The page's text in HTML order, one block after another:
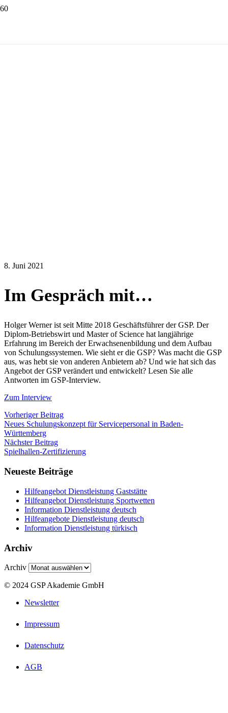
8. Juni 2021
Im Gespräch mit…
Holger Werner ist seit Mitte 2018 Geschäftsführer der GSP. Der
Diplom-Betriebswirt und Master of Science hat langjährige
Erfahrung im Bereich der Erwachsenenbildung und dem Aufbau
von Schulungssystemen. Wie sieht er die GSP? Was macht die GSP
aus, was hebt sie von anderen Anbietern ab? Und wie hat sich das
Angebot der GSP verändert und entwickelt? Lesen Sie alle
Antworten im GSP-Interview.
Zum Interview
Vorheriger Beitrag
Neues Schulungskonzept für Servicepersonal in Baden-
Württemberg
Nächster Beitrag
Spielhallen-Zertifizierung
Neueste Beiträge
Hilfeangebot Dienstleistung Gaststätte
Hilfeangebot Dienstleistung Sportwetten
Information Dienstleistung deutsch
Hilfeangebote Dienstleistung deutsch
Information Dienstleistung türkisch
Archiv
Archiv
© 2024 GSP Akademie GmbH
Newsletter
Impressum
Datenschutz
AGB